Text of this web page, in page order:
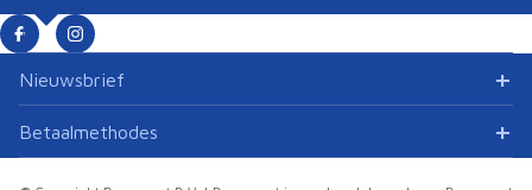
Nieuwsbrief
Betaalmethodes